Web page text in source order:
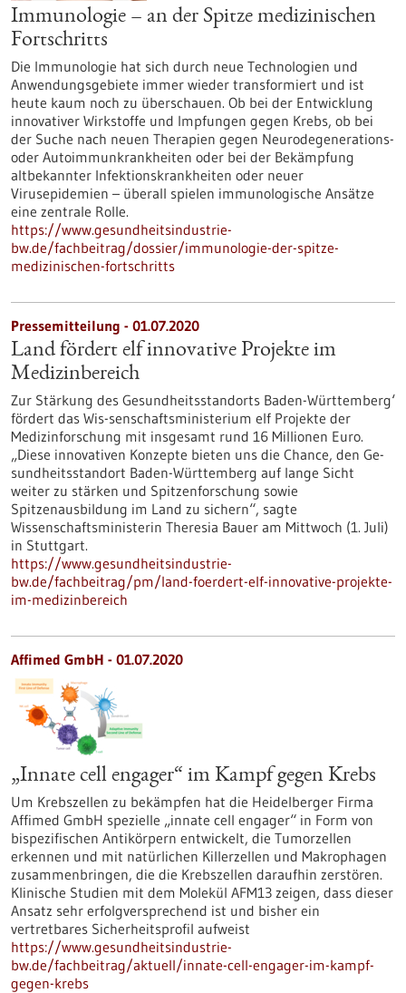
Immunologie – an der Spitze medizinischen
Fortschritts
Die Immunologie hat sich durch neue Technologien und
Anwendungsgebiete immer wieder transformiert und ist
heute kaum noch zu überschauen. Ob bei der Entwicklung
innovativer Wirkstoffe und Impfungen gegen Krebs, ob bei
der Suche nach neuen Therapien gegen Neurodegenerations-
oder Autoimmunkrankheiten oder bei der Bekämpfung
altbekannter Infektionskrankheiten oder neuer
Virusepidemien – überall spielen immunologische Ansätze
eine zentrale Rolle.
https://www.gesundheitsindustrie-
bw.de/fachbeitrag/dossier/immunologie-der-spitze-
medizinischen-fortschritts
Pressemitteilung - 01.07.2020
Land fördert elf innovative Projekte im
Medizinbereich
Zur Stärkung des Gesundheitsstandorts Baden-Württemberg‘
fördert das Wis-senschaftsministerium elf Projekte der
Medizinforschung mit insgesamt rund 16 Millionen Euro.
„Diese innovativen Konzepte bieten uns die Chance, den Ge-
sundheitsstandort Baden-Württemberg auf lange Sicht
weiter zu stärken und Spitzenforschung sowie
Spitzenausbildung im Land zu sichern“, sagte
Wissenschaftsministerin Theresia Bauer am Mittwoch (1. Juli)
in Stuttgart.
https://www.gesundheitsindustrie-
bw.de/fachbeitrag/pm/land-foerdert-elf-innovative-projekte-
im-medizinbereich
Affimed GmbH - 01.07.2020
„Innate cell engager“ im Kampf gegen Krebs
Um Krebszellen zu bekämpfen hat die Heidelberger Firma
Affimed GmbH spezielle „innate cell engager“ in Form von
bispezifischen Antikörpern entwickelt, die Tumorzellen
erkennen und mit natürlichen Killerzellen und Makrophagen
zusammenbringen, die die Krebszellen daraufhin zerstören.
Klinische Studien mit dem Molekül AFM13 zeigen, dass dieser
Ansatz sehr erfolgversprechend ist und bisher ein
vertretbares Sicherheitsprofil aufweist
https://www.gesundheitsindustrie-
bw.de/fachbeitrag/aktuell/innate-cell-engager-im-kampf-
gegen-krebs